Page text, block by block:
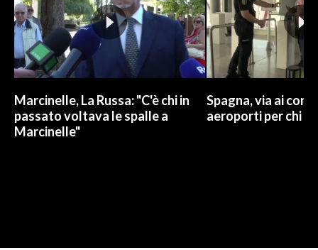
Marcinelle, La Russa: "C'è chi in
passato voltava le spalle a
Marcinelle"
Spagna, via ai
aeroporti per chi